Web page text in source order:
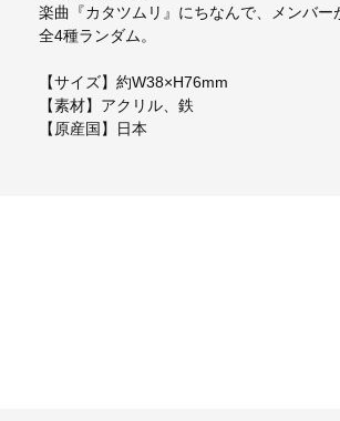
楽曲『カタツムリ』にちなんで、メンバ
全4種ランダム。
【サイズ】約W38×H76mm
【素材】アクリル、鉄
【原産国】日本